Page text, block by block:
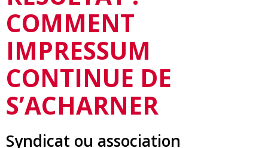
COMMENT
IMPRESSUM
CONTINUE DE
S’ACHARNER
Syndicat ou association